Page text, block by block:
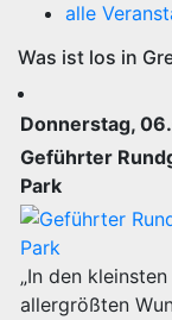
alle
Was ist los in
Donnerstag,
Geführter
Park
„In den
allergrößten